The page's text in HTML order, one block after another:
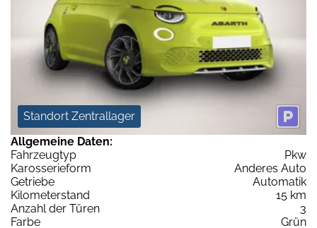
Standort Zentrallager
Allgemeine Daten:
Fahrzeugtyp
Pkw
Karosserieform
Anderes Auto
Getriebe
Automatik
Kilometerstand
15 km
Anzahl der Türen
3
Farbe
Grün